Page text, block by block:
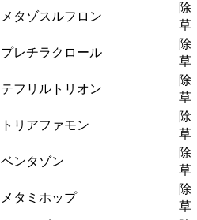
メタゾスルフロン
除
草
プレチラクロール
除
草
テフリルトリオン
除
草
トリアファモン
除
草
ベンタゾン
除
草
メタミホップ
除
草